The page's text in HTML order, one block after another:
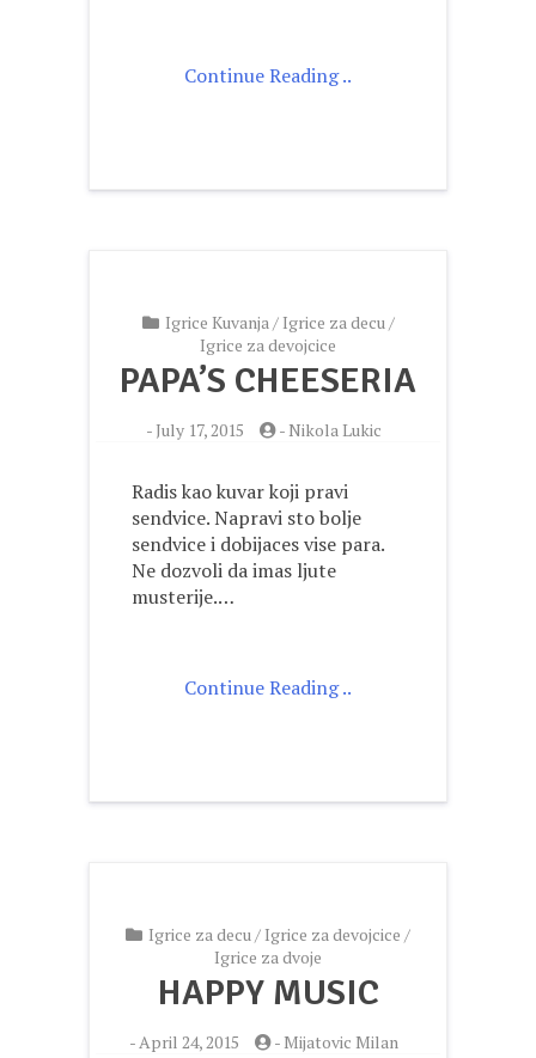
Continue Reading ..
Igrice Kuvanja/ Igrice za decu/
Igrice za devojcice
PAPA’S CHEESERIA
- July 17, 2015 -Nikola Lukic
Radis kao kuvar koji pravi
sendvice. Napravi sto bolje
sendvice i dobijaces vise para.
Ne dozvoli da imas ljute
musterije.…
Continue Reading ..
Igrice za decu/ Igrice za devojcice /
Igrice za dvoje
HAPPY MUSIC
-April 24, 2015 - Mijatovic Milan